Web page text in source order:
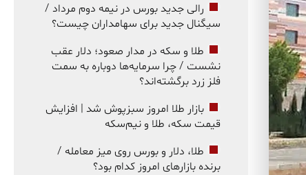
رالی جدید بورس در نیمه دوم مرداد /
سیگنال جدید برای سهامداران چیست؟
طلا و سکه در مدار صعود؛ دلار عقب
نشست / چرا سرمایه‌ها دوباره به سمت
فلز زرد برگشته‌اند؟
بازار طلا امروز سبزپوش شد | افزایش
قیمت سکه، طلا و نیم‌سکه
طلا، دلار و بورس روی میز معامله /
برنده بازارهای امروز کدام بود؟